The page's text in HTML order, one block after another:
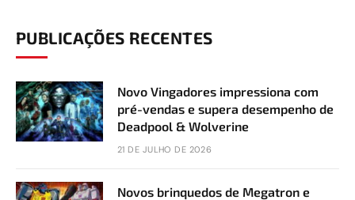
PUBLICAÇÕES RECENTES
Novo Vingadores impressiona com
pré-vendas e supera desempenho de
Deadpool & Wolverine
21 DE JULHO DE 2026
Novos brinquedos de Megatron e